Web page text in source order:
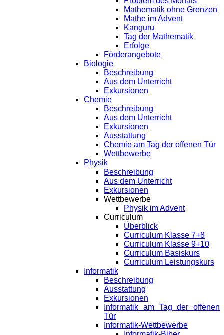
Mathematik ohne Grenzen
Mathe im Advent
Kanguru
Tag der Mathematik
Erfolge
Förderangebote
Biologie
Beschreibung
Aus dem Unterricht
Exkursionen
Chemie
Beschreibung
Aus dem Unterricht
Exkursionen
Ausstattung
Chemie am Tag der offenen Tür
Wettbewerbe
Physik
Beschreibung
Aus dem Unterricht
Exkursionen
Wettbewerbe
Physik im Advent
Curriculum
Überblick
Curriculum Klasse 7+8
Curriculum Klasse 9+10
Curriculum Basiskurs
Curriculum Leistungskurs
Informatik
Beschreibung
Ausstattung
Exkursionen
Informatik am Tag der offenen
Tür
Informatik-Wettbewerbe